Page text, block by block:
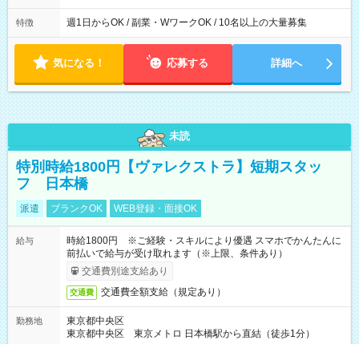
特徴 週1日からOK / 副業・WワークOK / 10名以上の大量募集
気になる！ 応募する 詳細へ
未読
特別時給1800円【ヴァレクストラ】短期スタッ
フ 日本橋
派遣 ブランクOK WEB登録・面接OK
給与
時給1800円 ※ご経験・スキルにより優遇 スマホでかんたんに
前払いで給与が受け取れます（※上限、条件あり）
交通費別途支給あり
交通費 交通費全額支給（規定あり）
勤務地
東京都中央区
東京都中央区 東京メトロ 日本橋駅から直結（徒歩1分）